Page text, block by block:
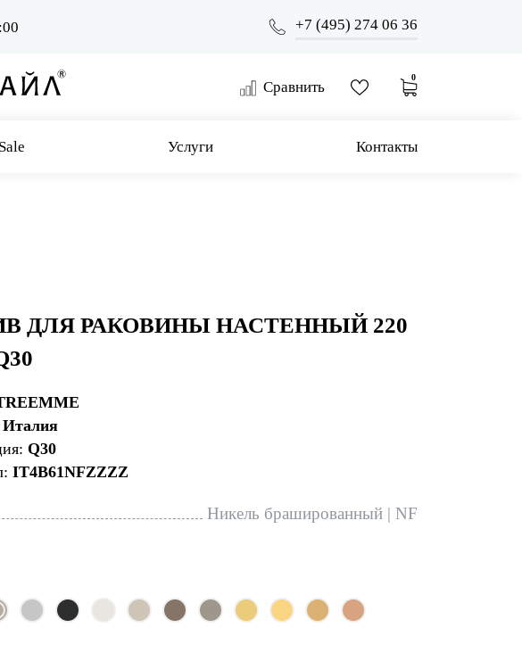
+7 (495) 274 06 36
Сравнить
0
Sale Услуги Контакты
ДЛЯ РАКОВИНЫ НАСТЕННЫЙ 220
Италия
Q30
IT4B61NFZZZZ
Никель брашированный | NF